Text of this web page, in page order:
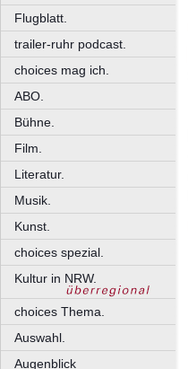
Flugblatt.
trailer-ruhr podcast.
choices mag ich.
ABO.
Bühne.
Film.
Literatur.
Musik.
Kunst.
choices spezial.
Kultur in NRW.
choices Thema.
Auswahl.
Augenblick